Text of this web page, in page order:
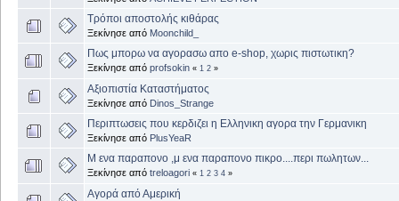
Τρόποι αποστολής κιθάρας
Ξεκίνησε από Moonchild_
Πως μπορω να αγορασω απο e-shop, χωρις πιστωτικη?
Ξεκίνησε από profsokin « 1 2 »
Αξιοπιστία Καταστήματος
Ξεκίνησε από Dinos_Strange
Περιπτωσεις που κερδιζει η Ελληνικη αγορα την Γερμανικη
Ξεκίνησε από PlusYeaR
Μ ενα παραπονο ,μ ενα παραπονο πικρο....περι πωλητων...
Ξεκίνησε από treloagori « 1 2 3 4 »
Αγορά από Αμερική